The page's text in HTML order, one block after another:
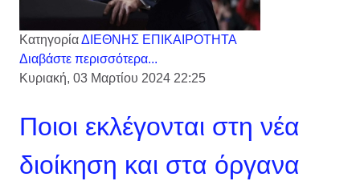
ΚατηγορίαΔΙΕΘΝΗΣ ΕΠΙΚΑΙΡΟΤΗΤΑ
Διαβάστε περισσότερα...
Κυριακή, 03 Μαρτίου 2024 22:25
Ποιοι εκλέγονται στη νέα
διοίκηση και στα όργανα